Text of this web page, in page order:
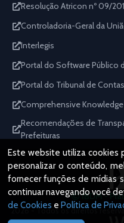
Resolução Atricon nº 09/
Controladoria-Geral da
Interlegis
Portal do Software Público
Portal do Tribunal de
Comprehensive Knowledge
Recomendações de
Prefeituras
IBDM -
2026 - Todos os direitos
Este website utiliza cookies
personalizar o conteúdo,
fornecer funções de mídias
continuar navegando você
de Cookies e Política de